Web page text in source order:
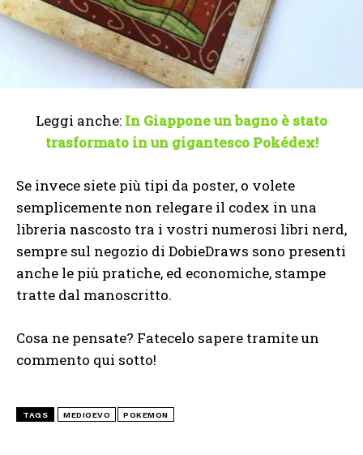
Leggi anche: In Giappone un bagno è stato
trasformato in un gigantesco Pokédex!
Se invece siete più tipi da poster, o volete
semplicemente non relegare il codex in una
libreria nascosto tra i vostri numerosi libri nerd,
sempre sul negozio di DobieDraws sono presenti
anche le più pratiche, ed economiche, stampe
tratte dal manoscritto.
Cosa ne pensate? Fatecelo sapere tramite un
commento qui sotto!
TAGS MEDIOEVO POKEMON